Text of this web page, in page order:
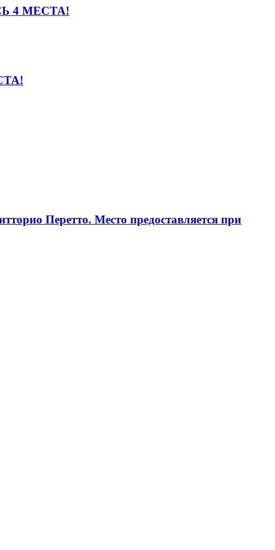
4 МЕСТА!
Перетто. Место предоставляется при